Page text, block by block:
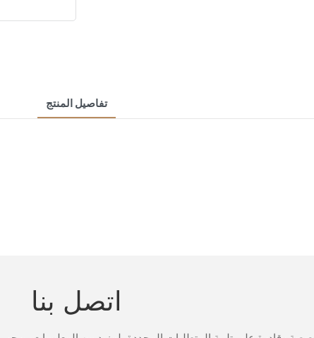
تفاصيل المنتج
اتصل بنا